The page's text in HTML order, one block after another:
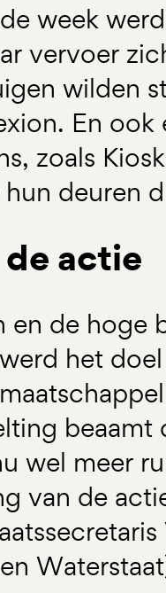
week
vervoer
wilden
En ook
zoals
deuren
actie
en de hoge
het
wel meer
van de